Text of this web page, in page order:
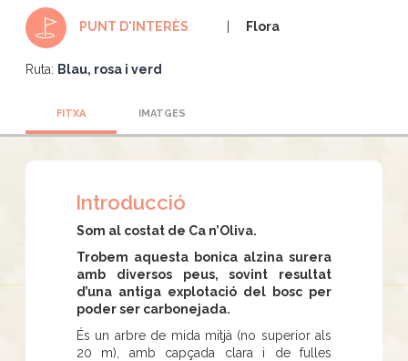
PUNT D'INTERÈS Flora
Ruta: Blau, rosa i verd
FITXA IMATGES
Introducció
Som al costat de Ca n’Oliva.
Trobem aquesta bonica alzina surera
amb diversos peus, sovint resultat
d’una antiga explotació del bosc per
poder ser carbonejada.
És un arbre de mida mitjà (no superior als
20 m), amb capçada clara i de fulles